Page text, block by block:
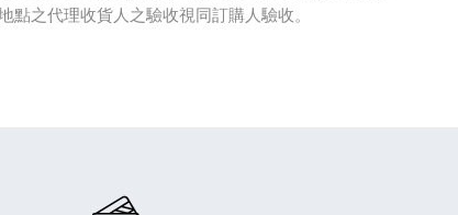
之代理收貨人之驗收視同訂購人驗收。